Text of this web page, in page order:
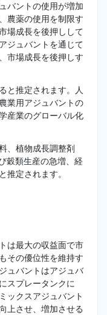
バントの使用が増加
農薬の使用を制限す
場成長を後押しして
ジュバントを通じて
市場成長を後押しす
と推定されます。人
業用アジュバントの
産業のグローバル化
、植物成長調整剤
穀類生産の急増、経
推定されます。
は最大の収益面で市
その優位性を維持す
ュバントはアジュバ
スプレータンクに
ックスアジュバント
上させ、増加させる